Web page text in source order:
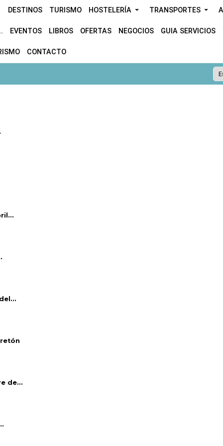
DESTINOS TURISMO HOSTELERÍA TRANSPORTES
EVENTOS LIBROS OFERTAS NEGOCIOS GUIA SERVICIOS
CONTACTO
de...